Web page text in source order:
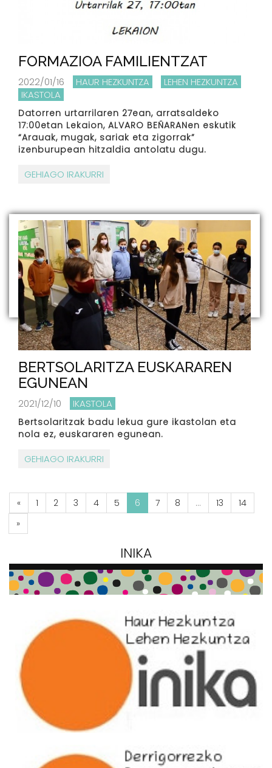
FORMAZIOA FAMILIENTZAT
2022/01/16 HAUR HEZKUNTZA
LEHEN HEZKUNTZA
IKASTOLA
Datorren urtarrilaren 27ean, arratsaldeko
17:00etan Lekaion, ALVARO BEÑARANen eskutik
“Arauak, mugak, sariak eta zigorrak”
izenburupean hitzaldia antolatu dugu.
GEHIAGO IRAKURRI
BERTSOLARITZA EUSKARAREN
EGUNEAN
2021/12/10 IKASTOLA
Bertsolaritzak badu lekua gure ikastolan eta
nola ez, euskararen egunean.
GEHIAGO IRAKURRI
« 1 2 3 4 5 6 7 8 ... 13
14
»
INIKA